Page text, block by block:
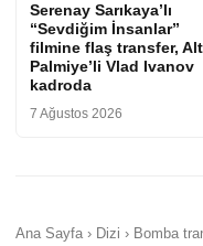
Serenay Sarıkaya’lı
“Sevdiğim İnsanlar”
filmine flaş transfer,
Palmiye’li Vlad Ivanov
kadroda
7 Ağustos 2026
Ana Sayfa › Dizi › Bomba